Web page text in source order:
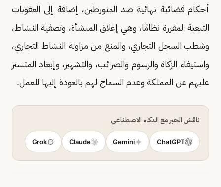
أحكام قضائية نهائية ضد المتورطين، إضافة إلى العقوبات
التبعية المقررة نظامًا، وهي إغلاق المنشأة، وتصفية النشاط،
وشطب السجل التجاري، والمنع من مزاولة النشاط التجاري،
واستيفاء الزكاة والرسوم والضرائب، والتشهير، وإبعاد المتستر
عليهم عن المملكة وعدم السماح لهم بالعودة إليها للعمل.
ناقش الخبر مع الذكاء الاصطناعي
ChatGPT
Gemini
Claude
Grok